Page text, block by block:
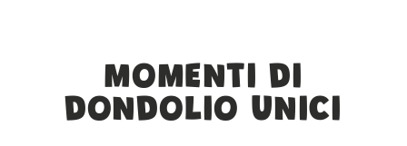
MOMENTI DI
DONDOLIO UNICI